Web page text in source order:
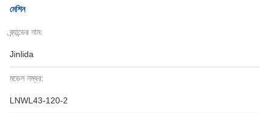
মেশিন
ব্র্যান্ডের নাম:
Jinlida
মডেল নম্বর:
LNWL43-120-2